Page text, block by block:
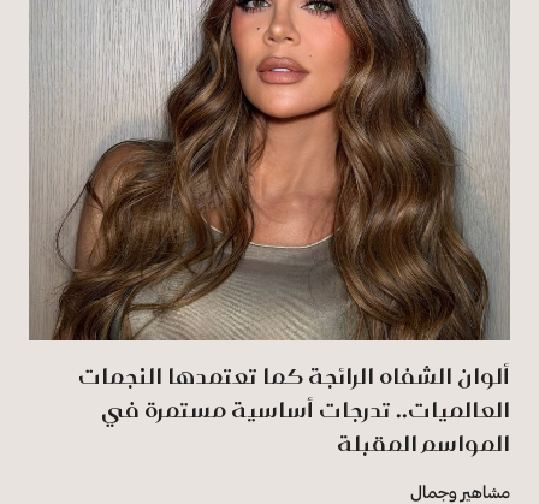
ألوان الشفاه الرائجة كما تعتمدها النجمات
العالميات.. تدرجات أساسية مستمرة في
المواسم المقبلة
مشاهير وجمال